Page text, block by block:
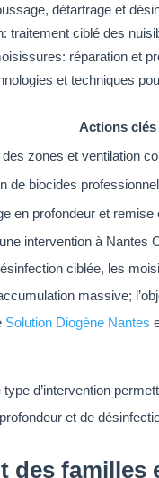
détartrage et
traitement ciblé des
réparation et
et techniques
Actions clés
des zones et ventilation
de biocides
en profondeur et remise
intervention à Nantes
ciblée, les
massive;
Solution Diogène Nantes
d’intervention
et de
des